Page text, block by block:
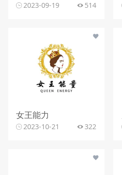
2023-09-19 514
女王能力
2023-10-21 322